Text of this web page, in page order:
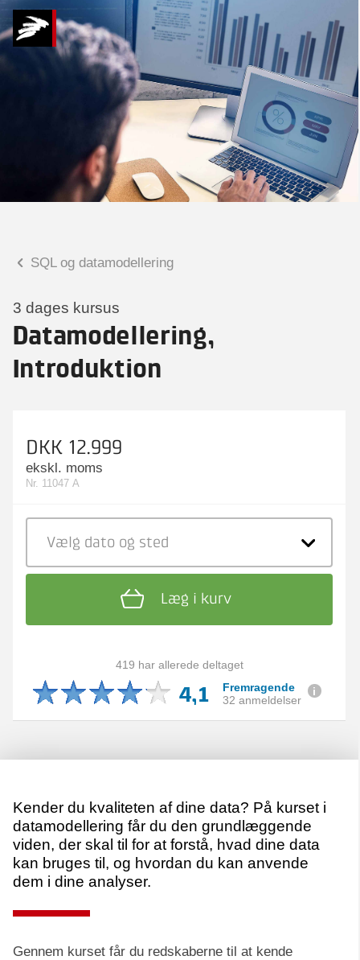
SQL og datamodellering
3 dages kursus
Datamodellering,
Introduktion
DKK 12.999
ekskl. moms
Nr. 11047 A
Vælg dato og sted
Læg i kurv
419 har allerede deltaget
4,1
Fremragende
32 anmeldelser
Praktiske spørgsmål
Spørgsmål til tilmelding, forplejning,
afholdelsessted m.m.
Mette Rosenløv Vad
Hvad kan vi hjælpe
dig med?
Kender du kvaliteten af dine data? På kurset i
datamodellering får du den grundlæggende
viden, der skal til for at forstå, hvad dine data
kan bruges til, og hvordan du kan anvende
dem i dine analyser.
Gennem kurset får du redskaberne til at kende